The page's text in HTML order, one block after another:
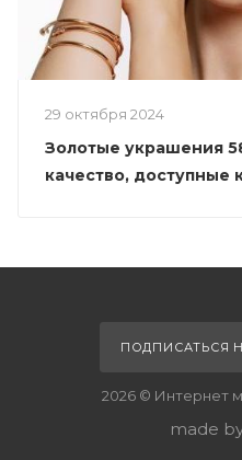
29 октября 2024
Золотые украшения
качество, доступные
ПОДПИСАТЬСЯ
2026 © Интернет
made